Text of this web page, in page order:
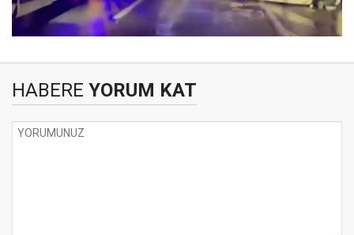
HABERE YORUM KAT